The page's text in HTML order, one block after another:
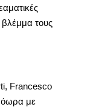
τους
Francesco
με